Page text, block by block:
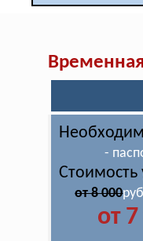
-
Стоимость
от 8 000
от